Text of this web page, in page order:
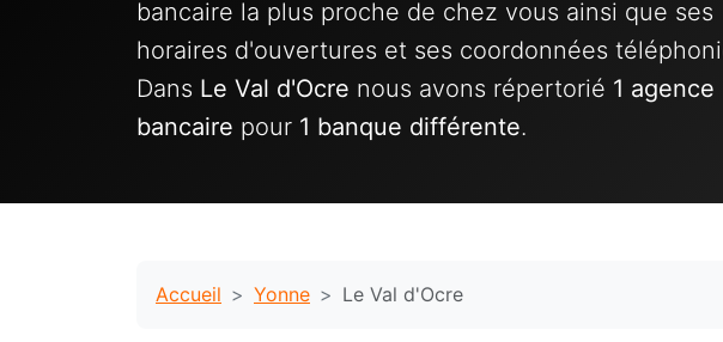
bancaire la plus proche de chez vous ainsi que ses
horaires d'ouvertures et ses coordonnées
Dans Le Val d'Ocre nous avons répertorié 1 agence
bancaire pour 1 banque différente.
Accueil Yonne Le Val d'Ocre